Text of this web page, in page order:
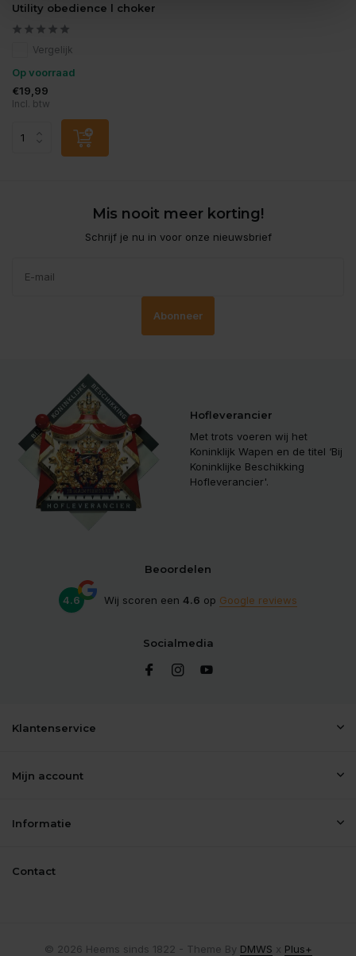
Utility obedience l choker
Vergelijk
Op voorraad
€19,99
Incl. btw
Mis nooit meer korting!
Schrijf je nu in voor onze nieuwsbrief
Abonneer
Hofleverancier
Met trots voeren wij het
Koninklijk Wapen en de titel ‘Bij
Koninklijke Beschikking
Hofleverancier'.
Beoordelen
4.6 Wij scoren een 4.6 op Google reviews
Socialmedia
Klantenservice
Mijn account
Informatie
Contact
© 2026 Heems sinds 1822 - Theme By DMWS x Plus+